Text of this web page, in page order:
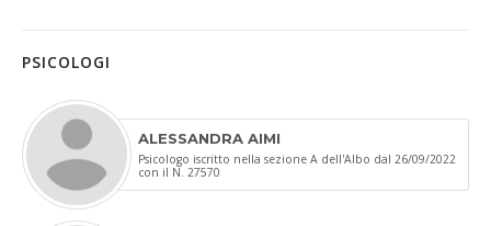
PSICOLOGI
ALESSANDRA AIMI
Psicologo iscritto nella sezione A dell'Albo dal 26/09/2022
con il N. 27570